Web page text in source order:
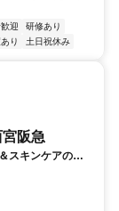
迎
研修あり
り 土日祝休み
阪急
スキンケアの販